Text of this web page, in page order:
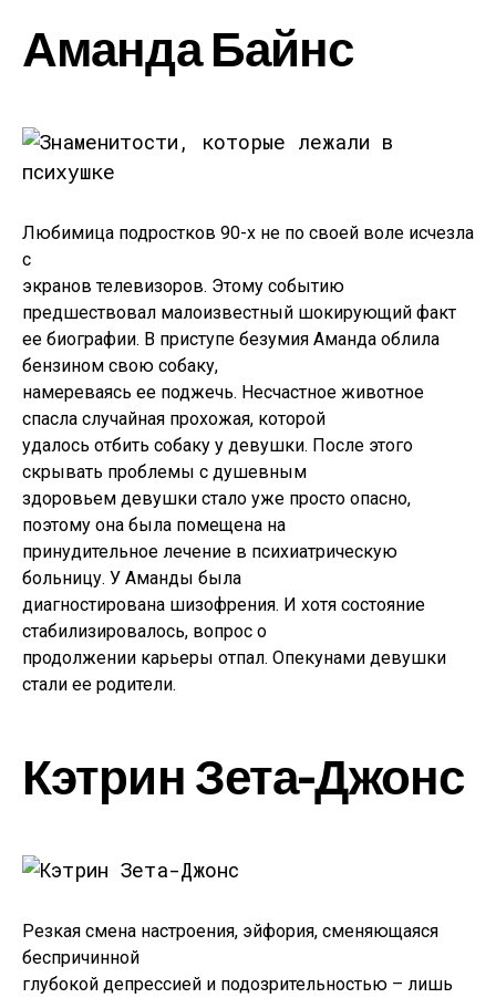
Аманда Байнс
Любимица подростков 90-х не по своей воле исчезла
с
экранов телевизоров. Этому событию
предшествовал малоизвестный шокирующий факт
ее биографии. В приступе безумия Аманда облила
бензином свою собаку,
намереваясь ее поджечь. Несчастное животное
спасла случайная прохожая, которой
удалось отбить собаку у девушки. После этого
скрывать проблемы с душевным
здоровьем девушки стало уже просто опасно,
поэтому она была помещена на
принудительное лечение в психиатрическую
больницу. У Аманды была
диагностирована шизофрения. И хотя состояние
стабилизировалось, вопрос о
продолжении карьеры отпал. Опекунами девушки
стали ее родители.
Кэтрин Зета-Джонс
Резкая смена настроения, эйфория, сменяющаяся
беспричинной
глубокой депрессией и подозрительностью – лишь